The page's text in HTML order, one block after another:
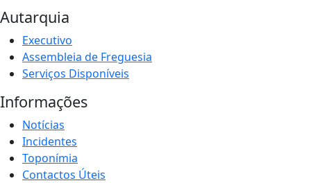
Autarquia
Executivo
Assembleia de Freguesia
Serviços Disponíveis
Informações
Notícias
Incidentes
Toponímia
Contactos Úteis